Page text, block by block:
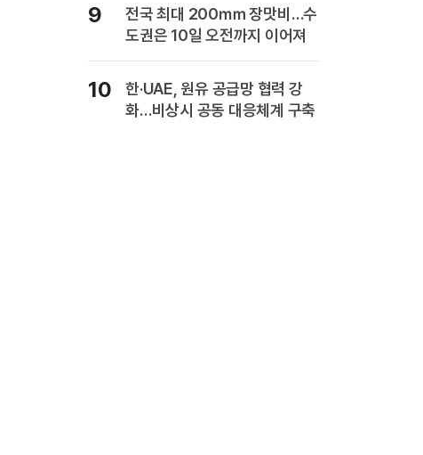
9
전국 최대 200㎜ 장맛비…수
도권은 10일 오전까지 이어져
10
한·UAE, 원유 공급망 협력 강
화…비상시 공동 대응체계 구축